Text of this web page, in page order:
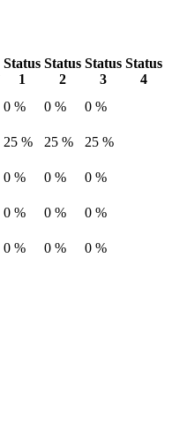
Status
1
Status
2
Status
3
Status
4
0 % 0 %
0 %
25 % 25 %
25 %
0 % 0 %
0 %
0 % 0 %
0 %
0 % 0 % 0 %